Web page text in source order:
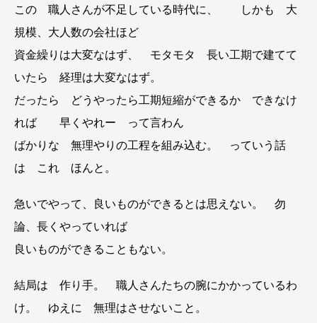
この 職人さんが不足している時代に、 しかも 大
規模、大人数の会社ほど
資金繰りは大変なはず、 モタモタ 長い工期で建てて
いたら 経理は大変なはず。
だったら どうやったら工期短縮ができるか できなけ
れば 早くやれー って言わん
ばかりな 無理やりの工程を組み込む。 っていう話
は これ ほんと。
急いでやって、良いものができるとは思えない。 勿
論、長くやっていれば
良いものができることもない。
結局は 作り手。 職人さんたちの腕にかかっているわ
け。 ゆえに 無理はさせないこと。